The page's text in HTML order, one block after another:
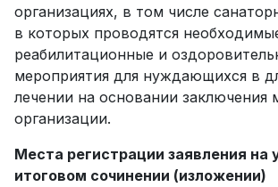
организациях, в том числе
в которых проводятся
реабилитационные и
мероприятия для нуждающихся в
лечении на основании заключения
организации.
Места регистрации заявления на
итоговом сочинении (изложении)